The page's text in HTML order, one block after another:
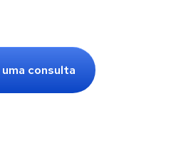
consulta